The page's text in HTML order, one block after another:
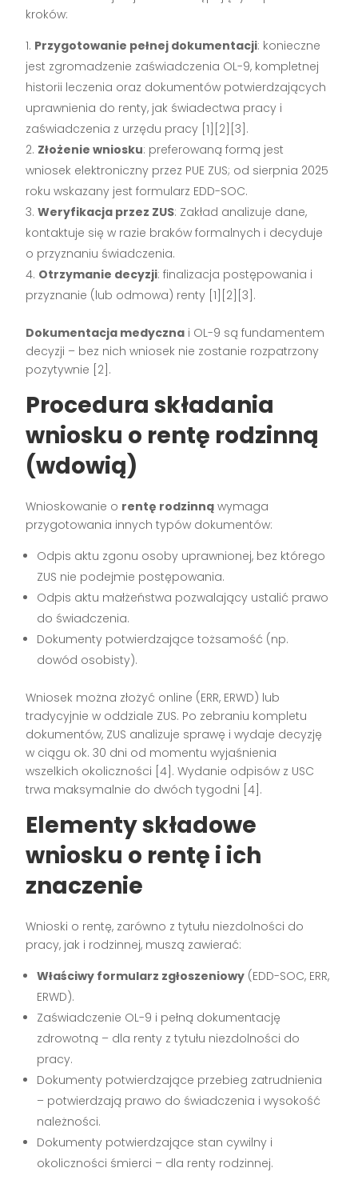
kroków:
Przygotowanie pełnej dokumentacji: konieczne
jest zgromadzenie zaświadczenia OL-9, kompletnej
historii leczenia oraz dokumentów potwierdzających
uprawnienia do renty, jak świadectwa pracy i
zaświadczenia z urzędu pracy [1][2][3] .
Złożenie wniosku: preferowaną formą jest
wniosek elektroniczny przez PUE ZUS; od sierpnia 2025
roku wskazany jest formularz EDD-SOC.
Weryfikacja przez ZUS: Zakład analizuje dane,
kontaktuje się w razie braków formalnych i decyduje
o przyznaniu świadczenia.
Otrzymanie decyzji: finalizacja postępowania i
przyznanie (lub odmowa) renty [1][2][3] .
Dokumentacja medyczna i OL-9 są fundamentem
decyzji – bez nich wniosek nie zostanie rozpatrzony
pozytywnie [2] .
Procedura składania
wniosku o rentę rodzinną
(wdowią)
Wnioskowanie o rentę rodzinną wymaga
przygotowania innych typów dokumentów:
Odpis aktu zgonu osoby uprawnionej, bez którego
ZUS nie podejmie postępowania.
Odpis aktu małżeństwa pozwalający ustalić prawo
do świadczenia.
Dokumenty potwierdzające tożsamość (np.
dowód osobisty).
Wniosek można złożyć online (ERR, ERWD) lub
tradycyjnie w oddziale ZUS. Po zebraniu kompletu
dokumentów, ZUS analizuje sprawę i wydaje decyzję
w ciągu ok. 30 dni od momentu wyjaśnienia
wszelkich okoliczności [4] . Wydanie odpisów z USC
trwa maksymalnie do dwóch tygodni [4] .
Elementy składowe
wniosku o rentę i ich
znaczenie
Wnioski o rentę, zarówno z tytułu niezdolności do
pracy, jak i rodzinnej, muszą zawierać:
Właściwy formularz zgłoszeniowy (EDD-SOC, ERR,
ERWD).
Zaświadczenie OL-9 i pełną dokumentację
zdrowotną – dla renty z tytułu niezdolności do
pracy.
Dokumenty potwierdzające przebieg zatrudnienia
– potwierdzają prawo do świadczenia i wysokość
należności.
Dokumenty potwierdzające stan cywilny i
okoliczności śmierci – dla renty rodzinnej.